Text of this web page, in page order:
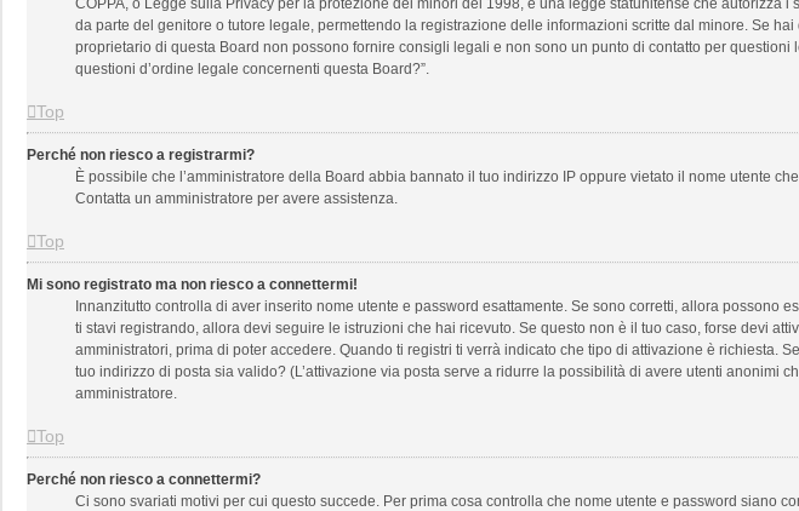
COPPA, o Legge sulla Privacy per la protezione dei minori del 1998, è una legge statunitense che
da parte del genitore o tutore legale, permettendo la registrazione delle informazioni scritte dal minore. Se
proprietario di questa Board non possono fornire consigli legali e non sono un punto di contatto per
questioni d’ordine legale concernenti questa Board?”.
Top
Perché non riesco a registrarmi?
È possibile che l’amministratore della Board abbia bannato il tuo indirizzo IP oppure vietato il nome utente
Contatta un amministratore per avere assistenza.
Top
Mi sono registrato ma non riesco a connettermi!
Innanzitutto controlla di aver inserito nome utente e password esattamente. Se sono corretti, allora
ti stavi registrando, allora devi seguire le istruzioni che hai ricevuto. Se questo non è il tuo caso, forse devi
amministratori, prima di poter accedere. Quando ti registri ti verrà indicato che tipo di attivazione è richiesta.
tuo indirizzo di posta sia valido? (L’attivazione via posta serve a ridurre la possibilità di avere utenti anonimi
amministratore.
Top
Perché non riesco a connettermi?
Ci sono svariati motivi per cui questo succede. Per prima cosa controlla che nome utente e password siano